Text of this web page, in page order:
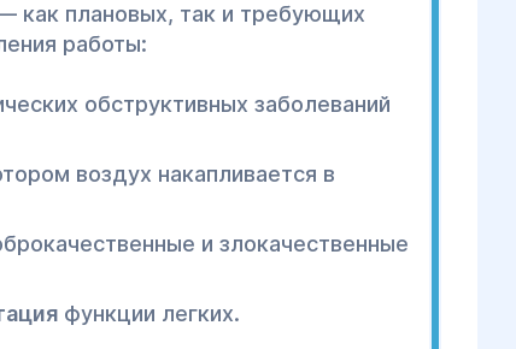
как плановых, так и требующих
работы:
обструктивных заболеваний
воздух накапливается в
и злокачественные
функции легких.